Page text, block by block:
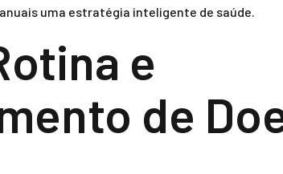
uma estratégia inteligente de saúde.
e
de